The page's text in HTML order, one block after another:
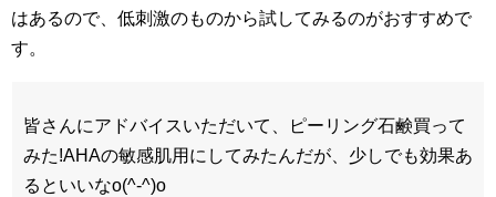
はあるので、低刺激のものから試してみるのがおすすめで
す。
皆さんにアドバイスいただいて、ピーリング石鹸買って
みた!AHAの敏感肌用にしてみたんだが、少しでも効果あ
るといいなo(^-^)o